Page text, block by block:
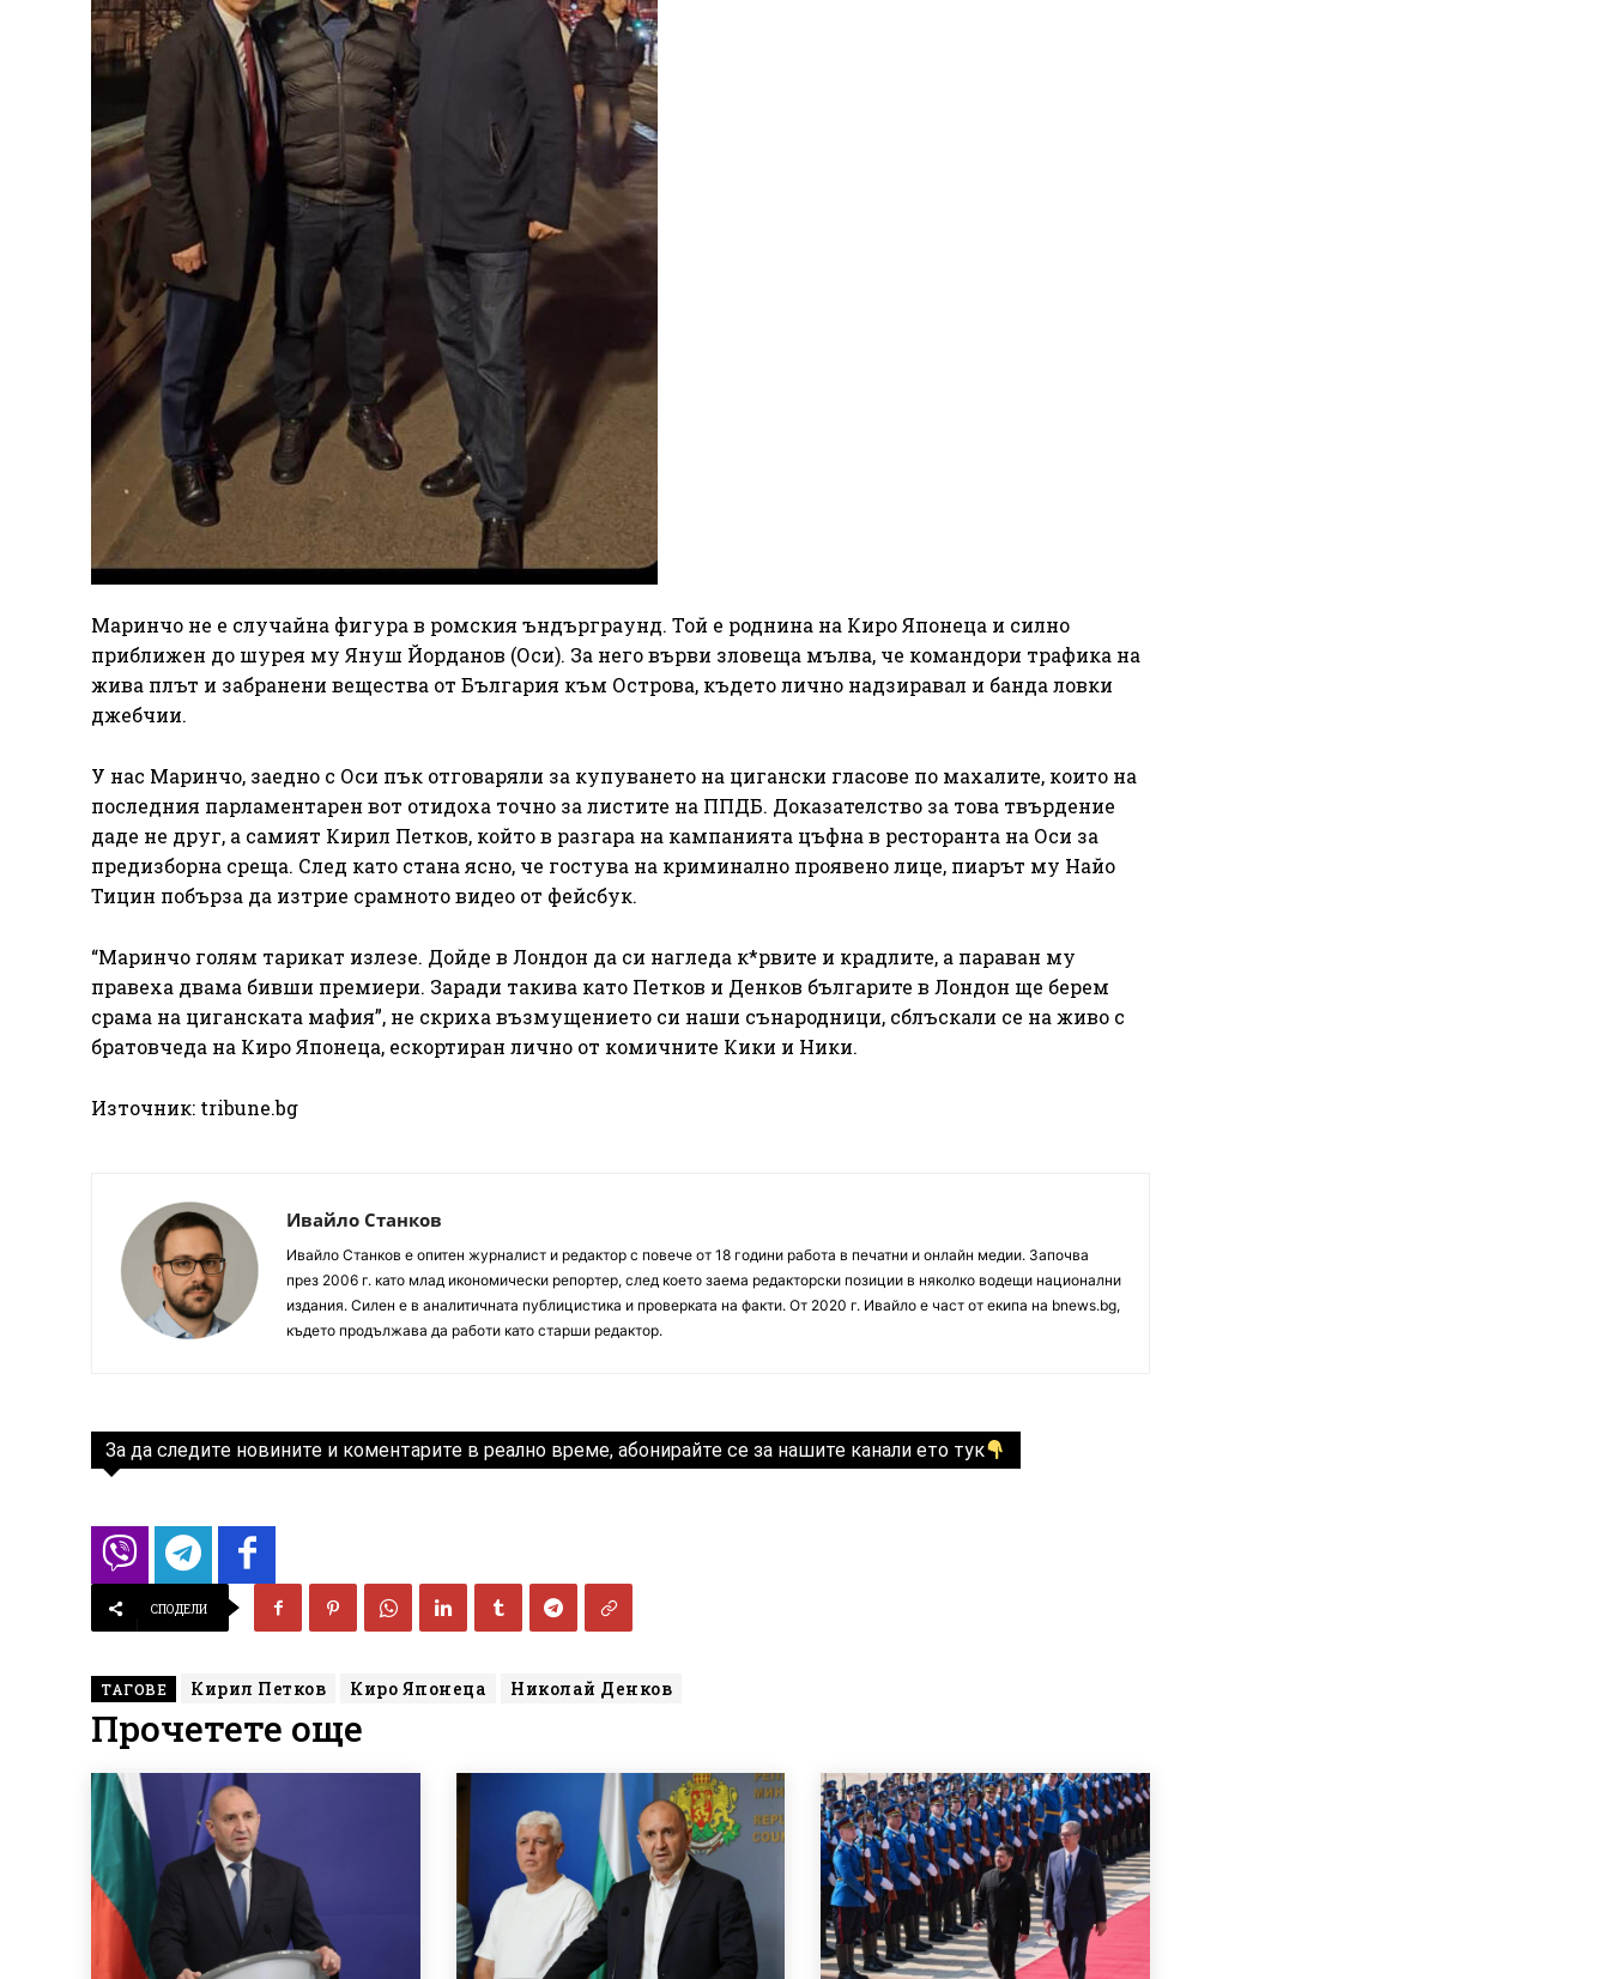
Маринчо не е случайна фигура в ромския ъндърграунд. Той е роднина на Киро Японеца и силно
приближен до шурея му Януш Йорданов (Оси). За него върви зловеща мълва, че командори трафика на
жива плът и забранени вещества от България към Острова, където лично надзиравал и банда ловки
джебчии.
У нас Маринчо, заедно с Оси пък отговаряли за купуването на цигански гласове по махалите, които на
последния парламентарен вот отидоха точно за листите на ППДБ. Доказателство за това твърдение
даде не друг, а самият Кирил Петков, който в разгара на кампанията цъфна в ресторанта на Оси за
предизборна среща. След като стана ясно, че гостува на криминално проявено лице, пиарът му Найо
Тицин побърза да изтрие срамното видео от фейсбук.
“Маринчо голям тарикат излезе. Дойде в Лондон да си нагледа к*рвите и крадлите, а параван му
правеха двама бивши премиери. Заради такива като Петков и Денков българите в Лондон ще берем
срама на циганската мафия”, не скриха възмущението си наши сънародници, сблъскали се на живо с
братовчеда на Киро Японеца, ескортиран лично от комичните Кики и Ники.
Източник: tribune.bg
Ивайло Станков
Ивайло Станков е опитен журналист и редактор с повече от 18 години работа в печатни и онлайн медии. Започва
през 2006 г. като млад икономически репортер, след което заема редакторски позиции в няколко водещи национални
издания. Силен е в аналитичната публицистика и проверката на факти. От 2020 г. Ивайло е част от екипа на bnews.bg,
където продължава да работи като старши редактор.
За да следите новините и коментарите в реално време, абонирайте се за нашите канали ето тук
СПОДЕЛИ
ТАГОВЕ Кирил Петков Киро Японеца Николай Денков
Прочетете още